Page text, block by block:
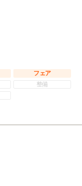
フェア
整備